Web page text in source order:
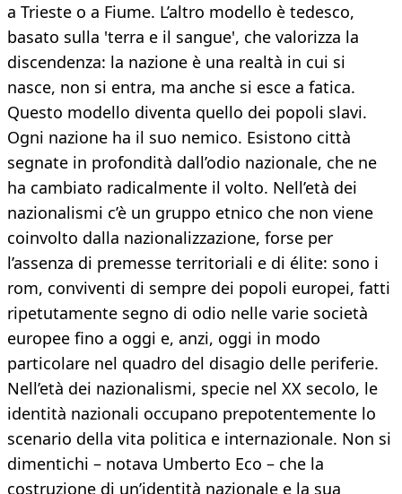
a Trieste o a Fiume. L’altro modello è tedesco,
basato sulla 'terra e il sangue', che valorizza la
discendenza: la nazione è una realtà in cui si
nasce, non si entra, ma anche si esce a fatica.
Questo modello diventa quello dei popoli slavi.
Ogni nazione ha il suo nemico. Esistono città
segnate in profondità dall’odio nazionale, che ne
ha cambiato radicalmente il volto. Nell’età dei
nazionalismi c’è un gruppo etnico che non viene
coinvolto dalla nazionalizzazione, forse per
l’assenza di premesse territoriali e di élite: sono i
rom, conviventi di sempre dei popoli europei, fatti
ripetutamente segno di odio nelle varie società
europee fino a oggi e, anzi, oggi in modo
particolare nel quadro del disagio delle periferie.
Nell’età dei nazionalismi, specie nel XX secolo, le
identità nazionali occupano prepotentemente lo
scenario della vita politica e internazionale. Non si
dimentichi – notava Umberto Eco – che la
costruzione di un’identità nazionale e la sua